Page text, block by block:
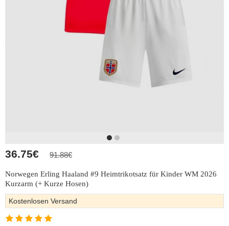
36.75€ 91.88€
Norwegen Erling Haaland #9 Heimtrikotsatz für Kinder WM 2026
Kurzarm (+ Kurze Hosen)
Kostenlosen Versand